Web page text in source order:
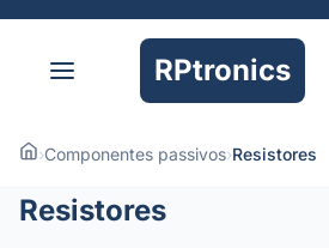
RPtronics
›Componentes passivos›Resistores
Resistores